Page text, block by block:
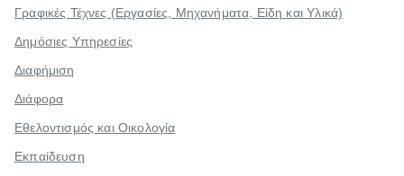
Γραφικές Τέχνες (Εργασίες, Μηχανήματα, Είδη και Υλικά)
Δημόσιες Υπηρεσίες
Διαφήμιση
Διάφορα
Εθελοντισμός και Οικολογία
Εκπαίδευση